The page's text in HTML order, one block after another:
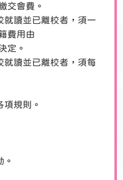
會費。
並已離校者，須一
費用由
。
並已離校者，須每
規則。